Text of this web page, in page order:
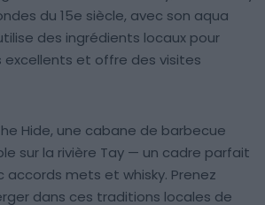
du 15e siècle, avec son aqua
des ingrédients locaux pour
excellents et offre des visites
Hide, une cabane de barbecue
sur la rivière Tay — un cadre parfait
accords mets et whisky. Prenez
dans ces traditions locales de